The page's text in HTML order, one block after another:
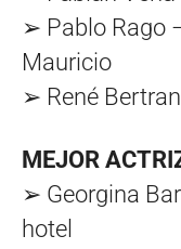
➢ Pablo Rago
Mauricio
➢ René
MEJOR
➢ Georgina
hotel